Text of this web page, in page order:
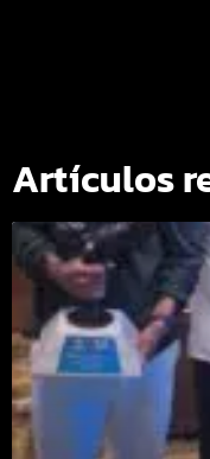
Artículos